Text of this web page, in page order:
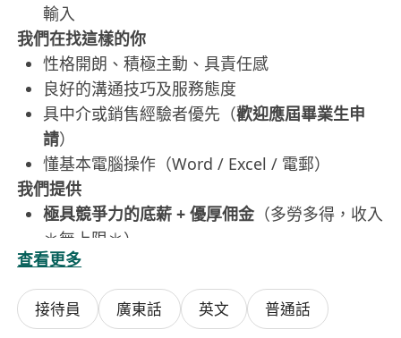
輸入
我們在找這樣的你
性格開朗、積極主動、具責任感
良好的溝通技巧及服務態度
具中介或銷售經驗者優先（歡迎應屆畢業生申
請）
懂基本電腦操作（Word / Excel / 電郵）
我們提供
極具競爭力的底薪 + 優厚佣金（多勞多得，收入
＊無上限＊）
完善的專業入職培訓
良好的晉升機會及專業團隊支持
查看更多
接待員 廣東話 英文 普通話